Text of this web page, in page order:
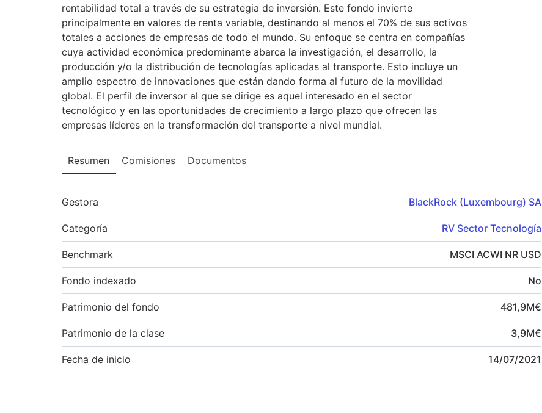
rentabilidad total a través de su estrategia de inversión. Este fondo invierte
principalmente en valores de renta variable, destinando al menos el 70% de sus activos
totales a acciones de empresas de todo el mundo. Su enfoque se centra en compañías
cuya actividad económica predominante abarca la investigación, el desarrollo, la
producción y/o la distribución de tecnologías aplicadas al transporte. Esto incluye un
amplio espectro de innovaciones que están dando forma al futuro de la movilidad
global. El perfil de inversor al que se dirige es aquel interesado en el sector
tecnológico y en las oportunidades de crecimiento a largo plazo que ofrecen las
empresas líderes en la transformación del transporte a nivel mundial.
Resumen Comisiones Documentos
Gestora BlackRock (Luxembourg) SA
Categoría RV Sector Tecnología
Benchmark MSCI ACWI NR USD
Fondo indexado No
Patrimonio del fondo 481,9M€
Patrimonio de la clase 3,9M€
Fecha de inicio 14/07/2021